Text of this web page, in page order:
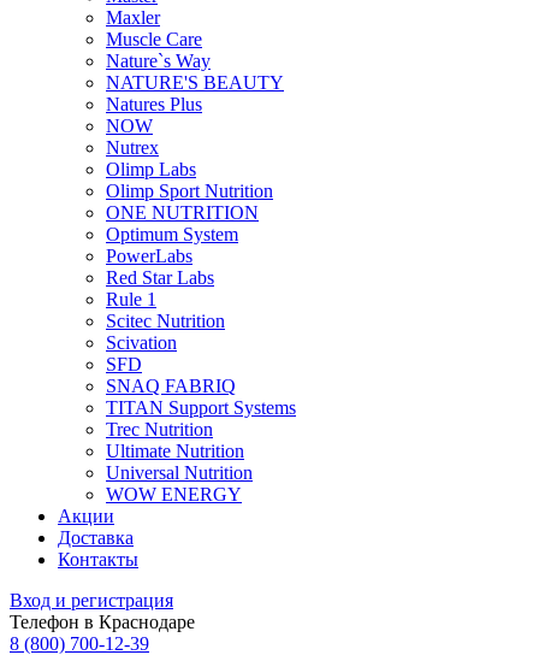
Maxler
Muscle Care
Nature`s Way
NATURE'S BEAUTY
Natures Plus
NOW
Nutrex
Olimp Labs
Olimp Sport Nutrition
ONE NUTRITION
Optimum System
PowerLabs
Red Star Labs
Rule 1
Scitec Nutrition
Scivation
SFD
SNAQ FABRIQ
TITAN Support Systems
Trec Nutrition
Ultimate Nutrition
Universal Nutrition
WOW ENERGY
Акции
Доставка
Контакты
Вход и регистрация
Телефон в Краснодаре
8 (800) 700-12-39